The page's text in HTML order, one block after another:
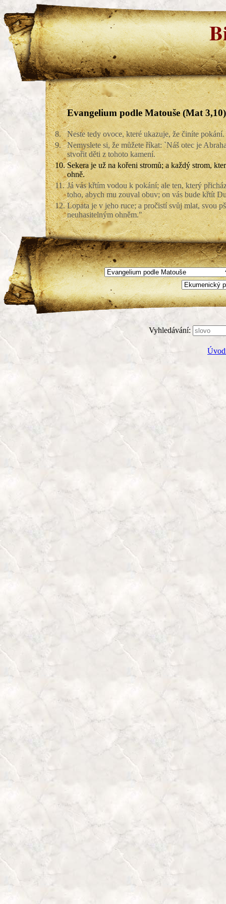
Evangelium podle Matouše (Mat 3,10)
8.
Neste tedy ovoce, které ukazuje, že činíte pokání.
9.
Nemyslete si, že můžete říkat: `Náš otec je
stvořit děti z tohoto kamení.
10. Sekera je už na kořeni stromů; a každý strom,
ohně.
11. Já vás křtím vodou k pokání; ale ten, který
toho, abych mu zouval obuv; on vás bude křtít
12. Lopata je v jeho ruce; a pročistí svůj mlat, svou
neuhasitelným ohněm."
Vyhledávání: